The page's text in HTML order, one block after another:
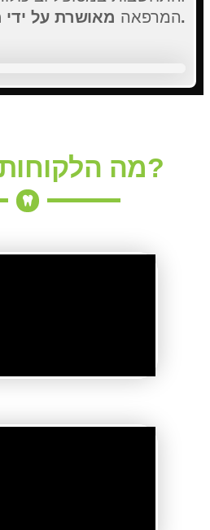
המרפאהמאושרת על ידי משרד הבריאות.
מה הלקוחות מספרים?